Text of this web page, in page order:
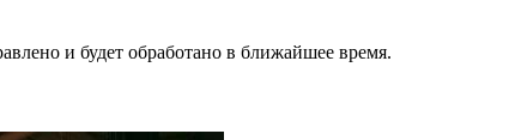
и будет обработано в ближайшее время.